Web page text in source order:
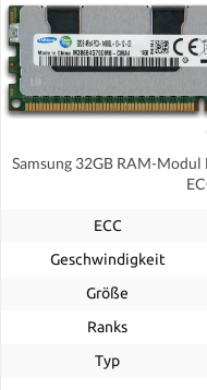
Samsung 32GB RAM-
ECC
Geschwindigkeit
Größe
Ranks
Typ